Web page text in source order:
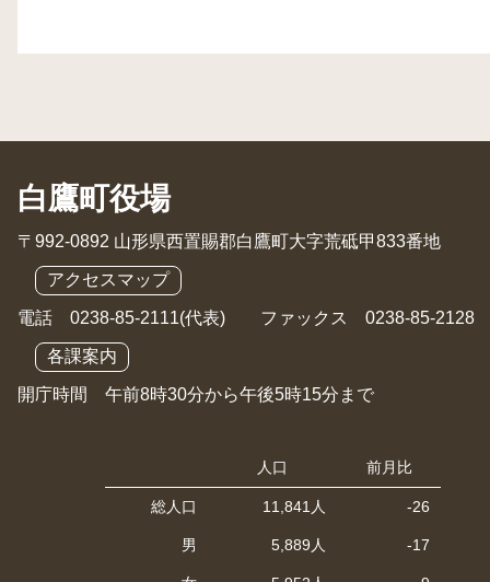
白鷹町役場
〒992-0892 山形県西置賜郡白鷹町大字荒砥甲833番地
アクセスマップ
電話 0238-85-2111(代表) ファックス 0238-85-2128
各課案内
開庁時間 午前8時30分から午後5時15分まで
人口 前月比
総人口 11,841人 -26
男 5,889人 -17